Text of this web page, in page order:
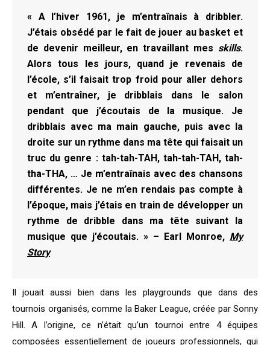
« A l’hiver 1961, je m’entraînais à dribbler.
J’étais obsédé par le fait de jouer au basket et
de devenir meilleur, en travaillant mes skills.
Alors tous les jours, quand je revenais de
l’école, s’il faisait trop froid pour aller dehors
et m’entraîner, je dribblais dans le salon
pendant que j’écoutais de la musique. Je
dribblais avec ma main gauche, puis avec la
droite sur un rythme dans ma tête qui faisait un
truc du genre : tah-tah-TAH, tah-tah-TAH, tah-
tha-THA, … Je m’entraînais avec des chansons
différentes. Je ne m’en rendais pas compte à
l’époque, mais j’étais en train de développer un
rythme de dribble dans ma tête suivant la
musique que j’écoutais. » – Earl Monroe, My
Story
Il jouait aussi bien dans les playgrounds que dans des
tournois organisés, comme la Baker League, créée par Sonny
Hill. A l’origine, ce n’était qu’un tournoi entre 4 équipes
composées essentiellement de joueurs professionnels, qui